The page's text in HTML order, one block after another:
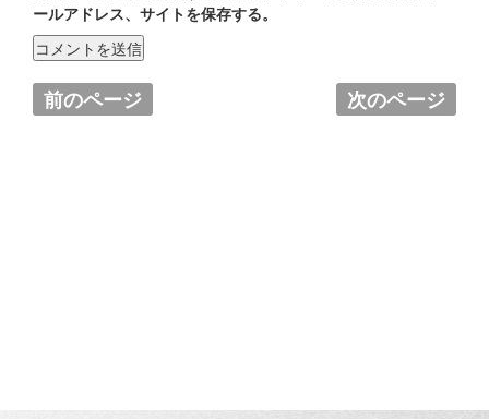
ールアドレス、サイトを保存する。
前のページ 次のページ